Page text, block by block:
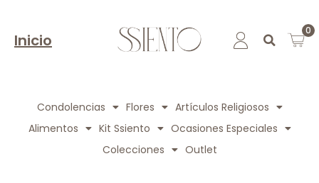
Inicio
0
Condolencias Flores
Artículos Religiosos
Alimentos
Kit Ssiento
Ocasiones Especiales
Colecciones
Outlet